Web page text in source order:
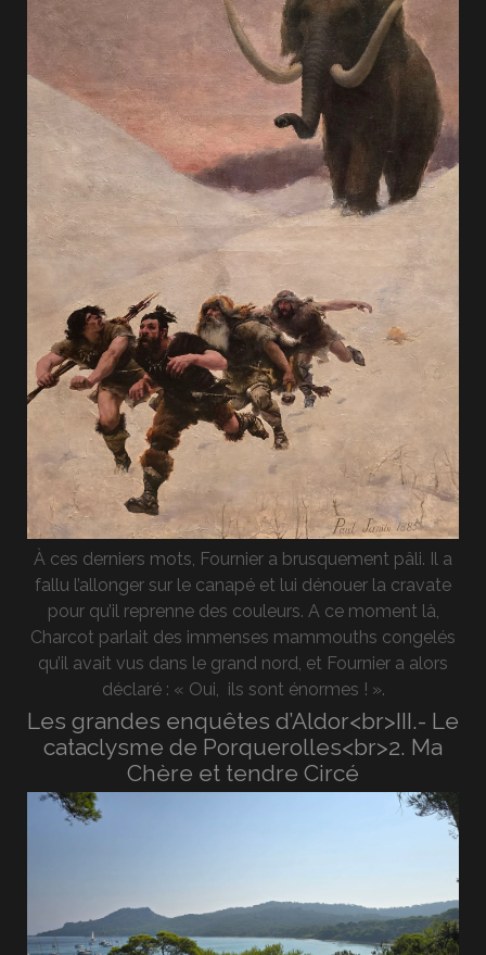
À ces derniers mots, Fournier a brusquement pâli. Il a
fallu l’allonger sur le canapé et lui dénouer la cravate
pour qu’il reprenne des couleurs. A ce moment là,
Charcot parlait des immenses mammouths congelés
qu’il avait vus dans le grand nord, et Fournier a alors
déclaré : « Oui, ils sont énormes ! ».
Les grandes enquêtes d’Aldor<br>III.- Le
cataclysme de Porquerolles<br>2. Ma
Chère et tendre Circé